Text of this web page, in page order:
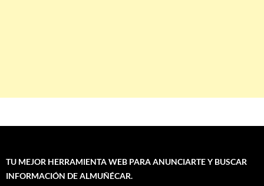
TU MEJOR HERRAMIENTA WEB PARA ANUNCIARTE Y BUSCAR
INFORMACIÓN DE ALMUÑÉCAR.